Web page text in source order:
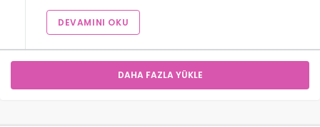
DEVAMINI OKU
DAHA FAZLA YÜKLE